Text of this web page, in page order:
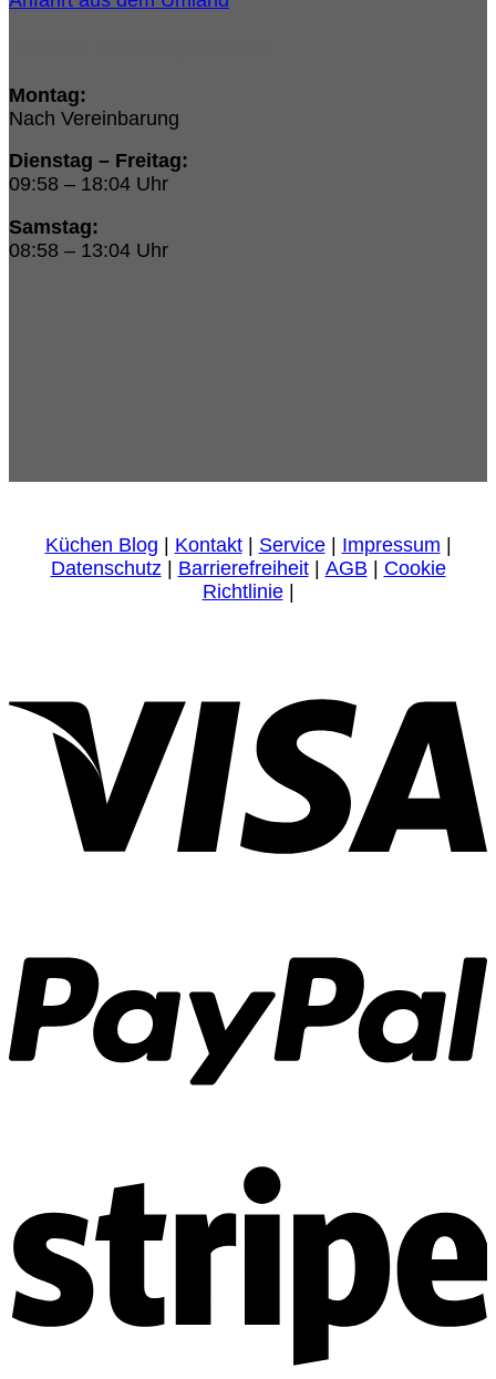
Montag:
Nach Vereinbarung
Dienstag – Freitag:
09:58 – 18:04 Uhr
Samstag:
08:58 – 13:04 Uhr
Küchen Blog Kontakt| Service| Impressum
Datenschutz| Barrierefreiheit| AGB
Cookie
Richtlinie|